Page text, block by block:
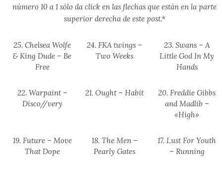
número 10 a 1 sólo da click en las flechas que están en la parte
superior derecha de este post.*
25. Chelsea Wolfe
& King Dude – Be
Free
24. FKA twings –
Two Weeks
23. Swans – A
Little God In My
Hands
22. Warpaint –
Disco//very
21. Ought – Habit
20. Freddie Gibbs
and Madlib –
«High»
19. Future – Move
That Dope
18. The Men –
Pearly Gates
17. Lust For Youth
– Running